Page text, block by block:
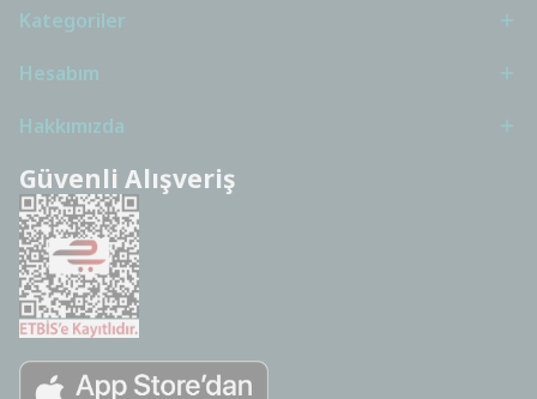
Kategoriler
Hesabım
Hakkımızda
Güvenli Alışveriş